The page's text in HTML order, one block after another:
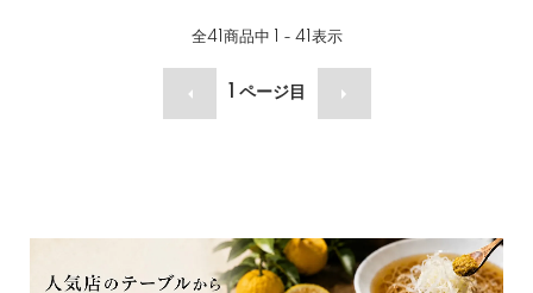
全41 商品中 1 - 41 表示
ページ目